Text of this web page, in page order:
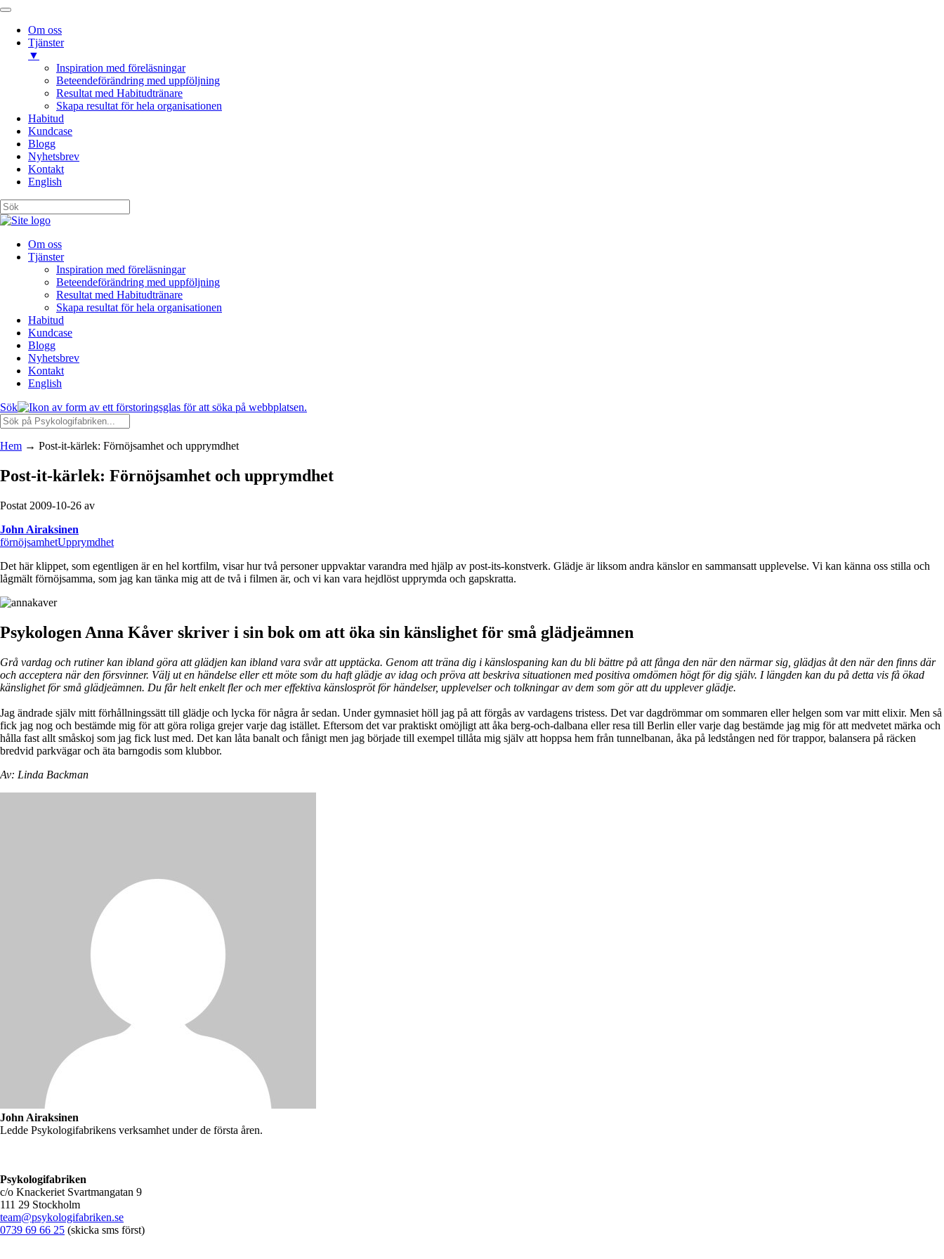
Om oss
Tjänster
▼
Inspiration med föreläsningar
Beteendeförändring med uppföljning
Resultat med Habitudtränare
Skapa resultat för hela organisationen
Habitud
Kundcase
Blogg
Nyhetsbrev
Kontakt
English
Om oss
Tjänster
Inspiration med föreläsningar
Beteendeförändring med uppföljning
Resultat med Habitudtränare
Skapa resultat för hela organisationen
Habitud
Kundcase
Blogg
Nyhetsbrev
Kontakt
English
Sök
Hem → Post-it-kärlek: Förnöjsamhet och upprymdhet
Post-it-kärlek: Förnöjsamhet och upprymdhet
Postat 2009-10-26 av
John Airaksinen
förnöjsamhetUpprymdhet
Det här klippet, som egentligen är en hel kortfilm, visar hur två personer uppvaktar varandra med hjälp av post-its-konstverk. Glädje är liksom andra känslor en sammansatt upplevelse. Vi kan känna oss stilla och
lågmält förnöjsamma, som jag kan tänka mig att de två i filmen är, och vi kan vara hejdlöst upprymda och gapskratta.
Psykologen Anna Kåver skriver i sin bok om att öka sin känslighet för små glädjeämnen
Grå vardag och rutiner kan ibland göra att glädjen kan ibland vara svår att upptäcka. Genom att träna dig i känslospaning kan du bli bättre på att fånga den när den närmar sig, glädjas åt den när den finns där
och acceptera när den försvinner. Välj ut en händelse eller ett möte som du haft glädje av idag och pröva att beskriva situationen med positiva omdömen högt för dig själv. I längden kan du på detta vis få ökad
känslighet för små glädjeämnen. Du får helt enkelt fler och mer effektiva känslospröt för händelser, upplevelser och tolkningar av dem som gör att du upplever glädje.
Jag ändrade själv mitt förhållningssätt till glädje och lycka för några år sedan. Under gymnasiet höll jag på att förgås av vardagens tristess. Det var dagdrömmar om sommaren eller helgen som var mitt elixir. Men så
fick jag nog och bestämde mig för att göra roliga grejer varje dag istället. Eftersom det var praktiskt omöjligt att åka berg-och-dalbana eller resa till Berlin eller varje dag bestämde jag mig för att medvetet märka och
hålla fast allt småskoj som jag fick lust med. Det kan låta banalt och fånigt men jag började till exempel tillåta mig själv att hoppsa hem från tunnelbanan, åka på ledstången ned för trappor, balansera på räcken
bredvid parkvägar och äta barngodis som klubbor.
Av: Linda Backman
John Airaksinen
Ledde Psykologifabrikens verksamhet under de första åren.
Psykologifabriken
c/o Knackeriet Svartmangatan 9
111 29 Stockholm
team@psykologifabriken.se
0739 69 66 25 (skicka sms först)